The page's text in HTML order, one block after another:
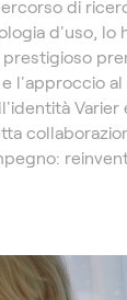
di
d'uso, lo
l'approccio
Varier